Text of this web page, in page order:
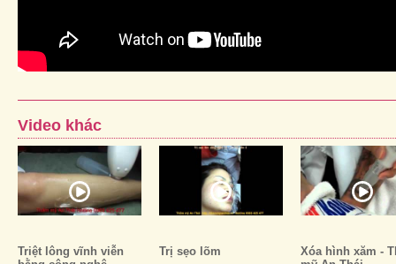
Video khác
Triệt lông vĩnh viễn
Trị sẹo lõm
Xóa hình xăm -